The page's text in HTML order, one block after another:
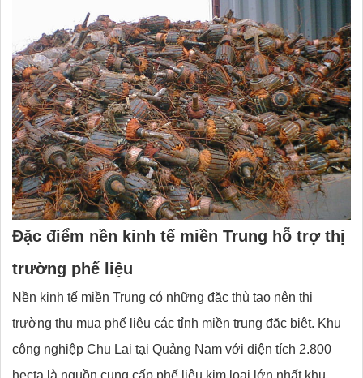
Đặc điểm nền kinh tế miền Trung hỗ trợ thị
trường phế liệu
Nền kinh tế miền Trung có những đặc thù tạo nên thị
trường thu mua phế liệu các tỉnh miền trung đặc biệt. Khu
công nghiệp Chu Lai tại Quảng Nam với diện tích 2.800
hecta là nguồn cung cấp phế liệu kim loại lớn nhất khu